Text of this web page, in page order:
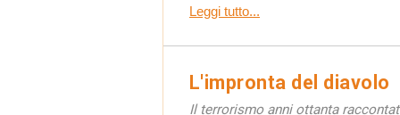
Leggi tutto...
L'impronta del diavolo
Il terrorismo anni ottanta